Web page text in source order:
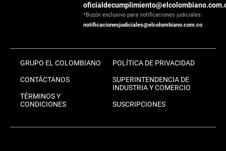
*Buzón exclusivo para notificaciones judiciales:
notificacionesjudiciales@elcolombiano.com.co
GRUPO EL COLOMBIANO
CONTÁCTANOS
TÉRMINOS Y
CONDICIONES
POLÍTICA DE PRIVACIDAD
SUPERINTENDENCIA DE
INDUSTRIA Y COMERCIO
SUSCRIPCIONES